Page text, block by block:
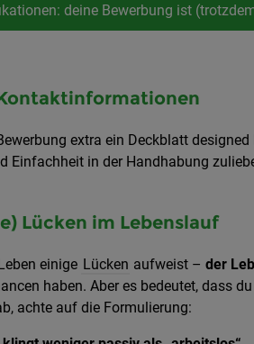
deine Bewerbung ist
extra ein Deckblatt
Einfachheit in der Handhabung
Lücken im Lebenslauf
einige Lücken aufweist – der
haben. Aber es bedeutet, dass
achte auf die Formulierung: